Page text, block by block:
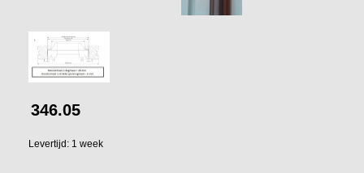
346.05
Levertijd: 1 week